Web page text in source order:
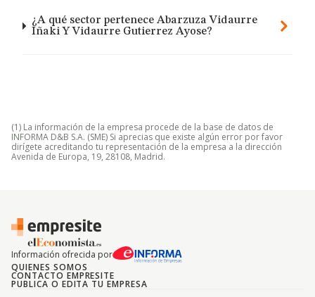
¿A qué sector pertenece Abarzuza Vidaurre
Iñaki Y Vidaurre Gutierrez Ayose?
(1) La información de la empresa procede de la base de datos de
INFORMA D&B S.A. (SME) Si aprecias que existe algún error por favor
dirígete acreditando tu representación de la empresa a la dirección
Avenida de Europa, 19, 28108, Madrid.
Información ofrecida por
QUIENES SOMOS
CONTACTO EMPRESITE
PUBLICA O EDITA TU EMPRESA